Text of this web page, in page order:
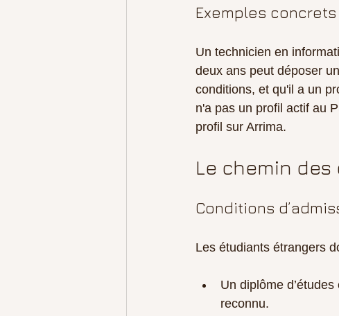
Exemples concrets
Un technicien en
deux ans peut déposer
conditions, et qu'il a un
n'a pas un profil actif au
profil sur Arrima.
Le chemin
Conditions
Les étudiants étrangers
Un diplôme
reconnu.